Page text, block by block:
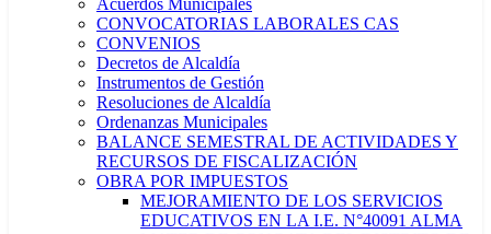
Acuerdos Municipales
CONVOCATORIAS LABORALES CAS
CONVENIOS
Decretos de Alcaldía
Instrumentos de Gestión
Resoluciones de Alcaldía
Ordenanzas Municipales
BALANCE SEMESTRAL DE ACTIVIDADES Y
RECURSOS DE FISCALIZACIÓN
OBRA POR IMPUESTOS
MEJORAMIENTO DE LOS SERVICIOS
EDUCATIVOS EN LA I.E. N°40091 ALMA